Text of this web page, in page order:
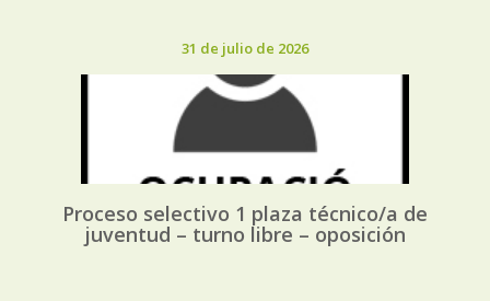
31 de julio de 2026
Proceso selectivo 1 plaza técnico/a de
juventud – turno libre – oposición